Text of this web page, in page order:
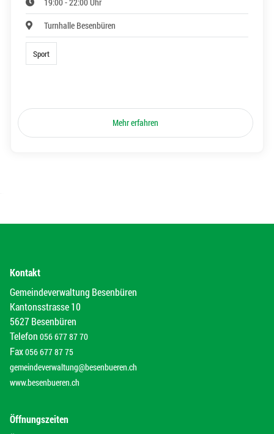
19:00 - 22:00 Uhr
Turnhalle Besenbüren
Sport
Mehr erfahren
Kontakt
Gemeindeverwaltung Besenbüren
Kantonsstrasse 10
5627 Besenbüren
Telefon 056 677 87 70
Fax056 677 87 75
gemeindeverwaltung@besenbueren.ch
www.besenbueren.ch
Öffnungszeiten